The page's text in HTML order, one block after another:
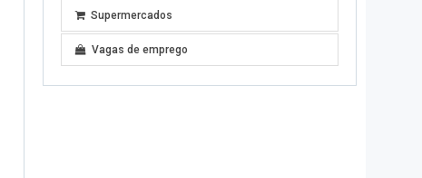
Supermercados
Vagas de emprego